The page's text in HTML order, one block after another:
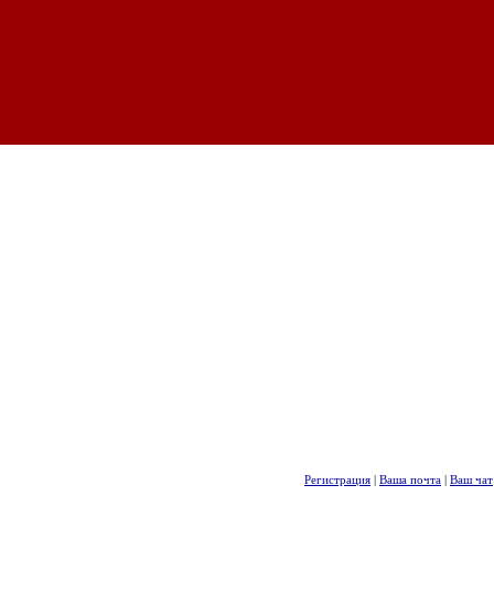
Регистрация | Ваша почта | Ваш чат